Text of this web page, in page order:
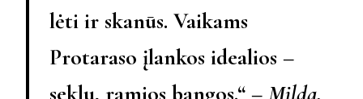
lėti ir skanūs. Vaikams
Protaraso įlankos idealios –
seklu, ramios bangos.“ – Milda,